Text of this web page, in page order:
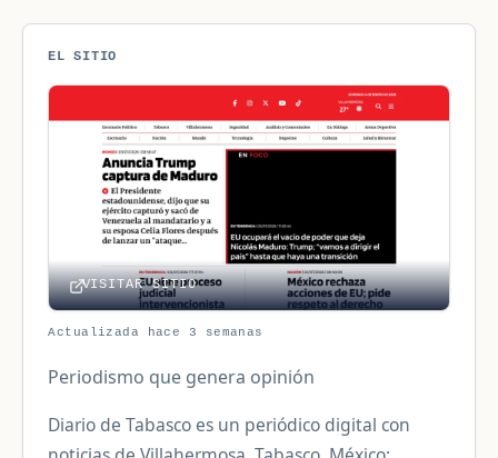
EL SITIO
VISITAR SITIO
Actualizada hace 3 semanas
Periodismo que genera opinión
Diario de Tabasco es un periódico digital con